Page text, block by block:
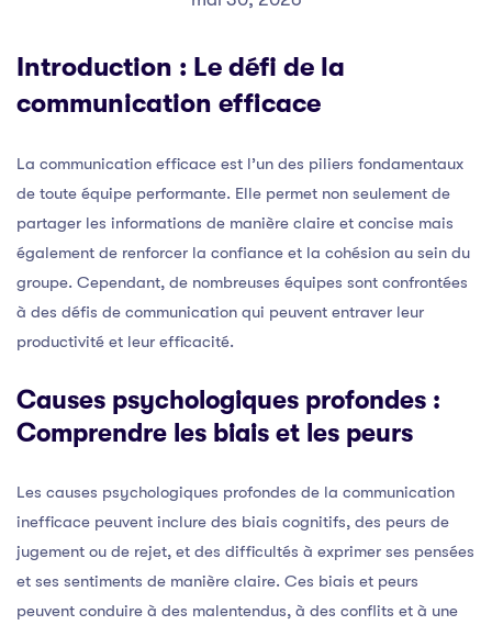
Introduction : Le défi de la
communication efficace
La communication efficace est l’un des piliers fondamentaux
de toute équipe performante. Elle permet non seulement de
partager les informations de manière claire et concise mais
également de renforcer la confiance et la cohésion au sein du
groupe. Cependant, de nombreuses équipes sont confrontées
à des défis de communication qui peuvent entraver leur
productivité et leur efficacité.
Causes psychologiques profondes :
Comprendre les biais et les peurs
Les causes psychologiques profondes de la communication
inefficace peuvent inclure des biais cognitifs, des peurs de
jugement ou de rejet, et des difficultés à exprimer ses pensées
et ses sentiments de manière claire. Ces biais et peurs
peuvent conduire à des malentendus, à des conflits et à une